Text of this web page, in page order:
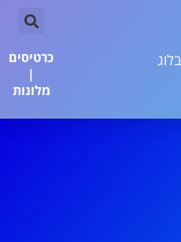
בלוג
כרטיסים
|
מלונות